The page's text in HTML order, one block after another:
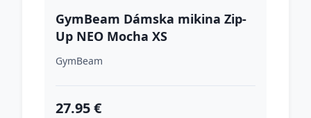
GymBeam Dámska mikina Zip-
Up NEO Mocha XS
GymBeam
27.95 €